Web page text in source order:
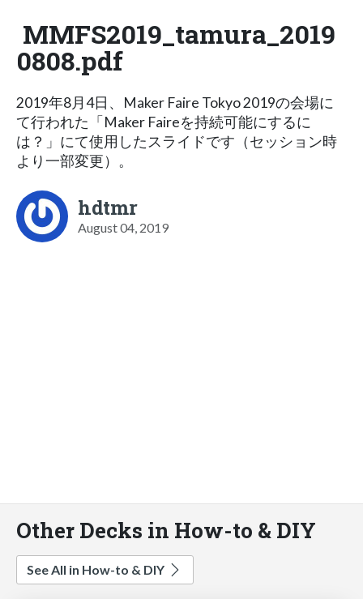
MMFS2019_tamura_2019
0808.pdf
2019年8月4日、Maker Faire Tokyo 2019の会場に
て行われた「Maker Faireを持続可能にするに
は？」にて使用したスライドです（セッション時
より一部変更）。
hdtmr
August 04, 2019
Other Decks in How-to & DIY
See All in How-to & DIY